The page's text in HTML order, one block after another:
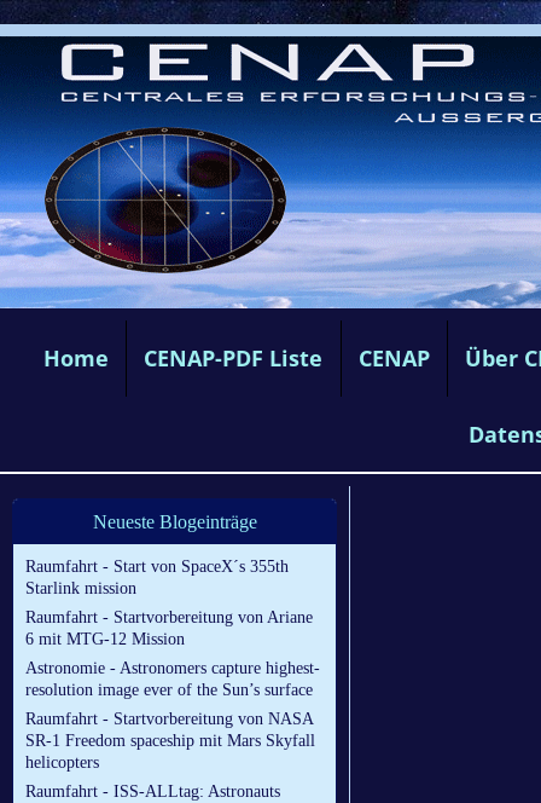
Home CENAP-PDF Liste CENAP Über
Neueste Blogeinträge
Raumfahrt - Start von SpaceX´s 355th
Starlink mission
Raumfahrt - Startvorbereitung von Ariane
6 mit MTG-12 Mission
Astronomie - Astronomers capture highest-
resolution image ever of the Sun’s surface
Raumfahrt - Startvorbereitung von NASA
SR-1 Freedom spaceship mit Mars Skyfall
helicopters
Raumfahrt - ISS-ALLtag: Astronauts